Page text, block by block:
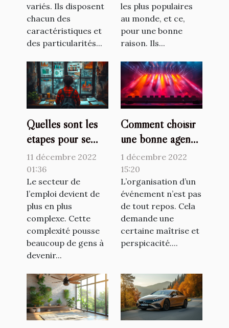
variés. Ils disposent
chacun des
caractéristiques et
des particularités...
les plus populaires
au monde, et ce,
pour une bonne
raison. Ils...
Quelles sont les
étapes pour se
lancer comme
travailleur
indépendant ?
11 décembre 2022
01:36
Le secteur de
l’emploi devient de
plus en plus
complexe. Cette
complexité pousse
beaucoup de gens à
devenir...
Comment choisir
une bonne agence
événementielle ?
1 décembre 2022
15:20
L’organisation d’un
événement n’est pas
de tout repos. Cela
demande une
certaine maîtrise et
perspicacité....